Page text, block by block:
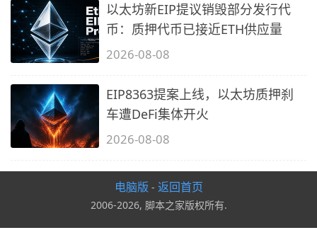
以太坊新EIP提议销毁部分发行代
币：质押代币已接近ETH供应量
2026-08-08
EIP8363提案上线，以太坊质押刹
车遭DeFi集体开火
2026-08-08
电脑版 - 返回首页
2006-2026, 脚本之家版权所有.